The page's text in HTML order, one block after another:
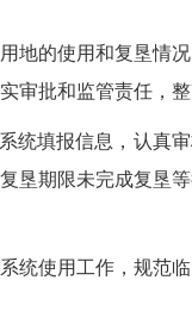
的使用和复垦情
批和监管责任，
填报信息，认真
垦期限未完成复垦
使用工作，规范临